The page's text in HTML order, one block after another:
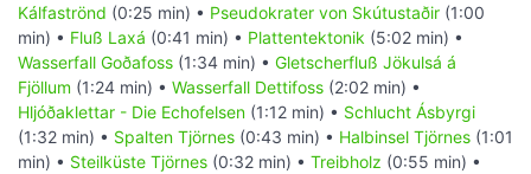
Kálfaströnd (0:25 min) • Pseudokrater von Skútustaðir (1:00
min) • Fluß Laxá (0:41 min) • Plattentektonik (5:02 min) •
Wasserfall Goðafoss (1:34 min) • Gletscherfluß Jökulsá á
Fjöllum (1:24 min) • Wasserfall Dettifoss (2:02 min) •
Hljóðaklettar - Die Echofelsen (1:12 min) • Schlucht Ásbyrgi
(1:32 min) • Spalten Tjörnes (0:43 min) • Halbinsel Tjörnes (1:01
min) • Steilküste Tjörnes (0:32 min) • Treibholz (0:55 min) •